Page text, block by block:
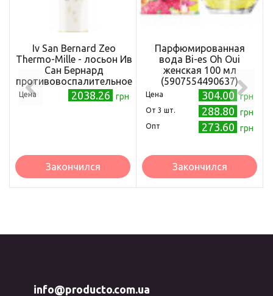
Iv San Bernard Zeo
Thermo-Mille - лосьон Ив
Сан Бернард
противовоспалительное
и защитное действие
для кошек и собак 250
Цена 2038.26 грн
Закончился
Парфюмированная
вода Bi-es Oh Oui
женская 100 мл
(5907554490637)
Цена 304.00 грн
Oт 3 шт. 288.80 грн
Опт 273.60 грн
Закончился
info@producto.com.ua